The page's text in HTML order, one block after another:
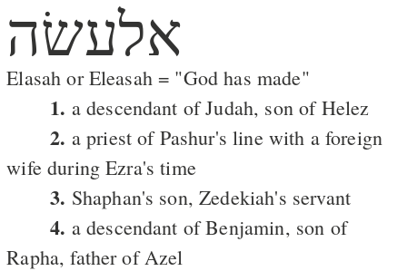
אלעשׂה
Elasah or Eleasah = "God has made"
1. a descendant of Judah, son of Helez
2. a priest of Pashur's line with a foreign
wife during Ezra's time
3. Shaphan's son, Zedekiah's servant
4. a descendant of Benjamin, son of
Rapha, father of Azel